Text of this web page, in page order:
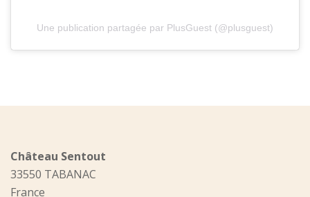
Une publication partagée par PlusGuest (@plusguest)
Château Sentout
33550 TABANAC
France